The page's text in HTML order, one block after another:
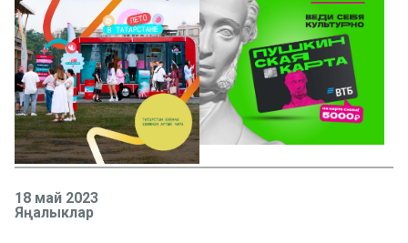
18 май 2023
Яңалыклар